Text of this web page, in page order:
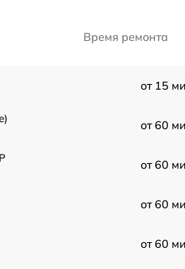
Время ремонта
от 15
от 60
от 60
от 60
от 60